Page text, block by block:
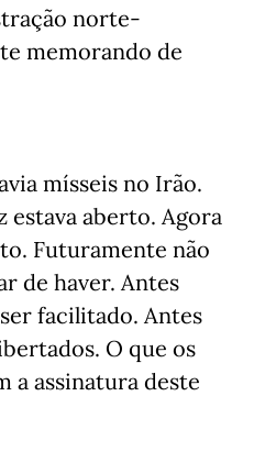
norte-
memorando de
mísseis no Irão.
estava aberto. Agora
Futuramente não
de haver. Antes
facilitado. Antes
O que os
a assinatura deste